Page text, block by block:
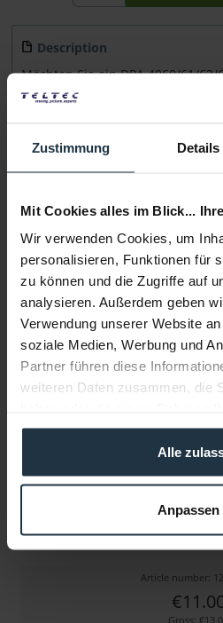
Zustimmung Details
Mit Cookies alles im Blick...
Wir verwenden Cookies, um
personalisieren, Funktionen für
zu können und die Zugriffe auf
analysieren. Außerdem geben
Verwendung unserer Website
soziale Medien, Werbung und
Partner führen diese
weiteren Daten zusammen, die
gesammelt haben.
Alle
Anpassen
Description
Möchten Sie ein DPA 4060/61/
einer schallreflektierenden...
Manufacturer & Product Safety
Folgende Infos zum Hersteller
More articles from +++ DPA
Schminkschutz für
Article number:
Gross: